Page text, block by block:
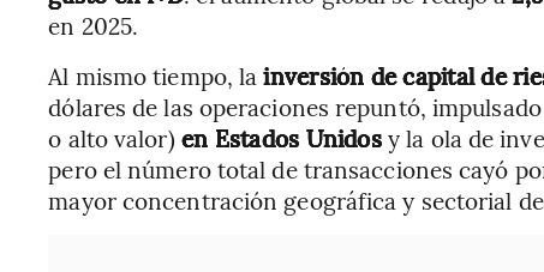
en 2025.
Al mismo tiempo, lainversión de capital de
dólares de las operaciones repuntó,
o alto valor) en Estados Unidosy la ola de
pero el número total de transacciones cayó
mayor concentración geográfica y sectorial